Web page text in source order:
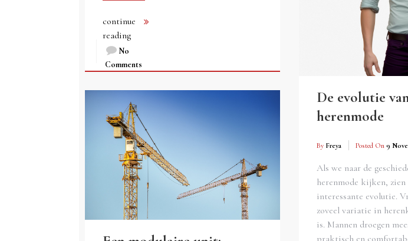
continue
reading
No
Comments
De evolutie
herenmode
By Freya Posted On9
Als we naar de
herenmode kijken, zien
interessante evolutie.
zoveel variatie in
is. Mannen droegen
praktisch en